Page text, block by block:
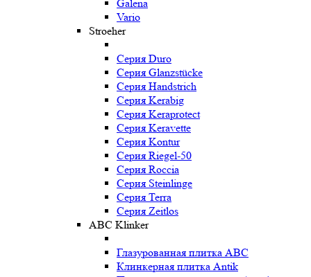
Galena
Vario
Stroeher
Серия Duro
Серия Glanzstücke
Серия Handstrich
Серия Kerabig
Серия Keraprotect
Серия Keravette
Серия Kontur
Серия Riegel-50
Серия Roccia
Серия Steinlinge
Серия Terra
Серия Zeitlos
ABC Klinker
Глазурованная плитка ABC
Клинкерная плитка Antik